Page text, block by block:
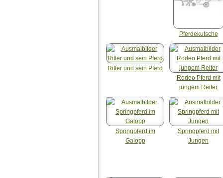
Pferdekutsche
Ritter und sein Pferd
Rodeo Pferd mit
jungem Reiter
Springpferd im
Galopp
Springpferd mit
Jungen